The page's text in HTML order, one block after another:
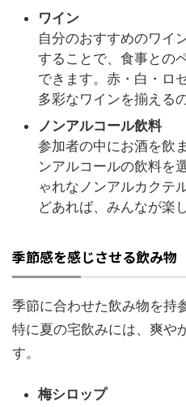
ワイン
自分のおすすめのワイ
することで、食事との
できます。赤・白・ロ
多彩なワインを揃える
ノンアルコール飲料
参加者の中にお酒を飲
ンアルコールの飲料を
ゃれなノンアルカクテ
どあれば、みんなが楽
季節感を感じさせる飲み物
季節に合わせた飲み物を持
特に夏の宅飲みには、爽や
す。
梅シロップ